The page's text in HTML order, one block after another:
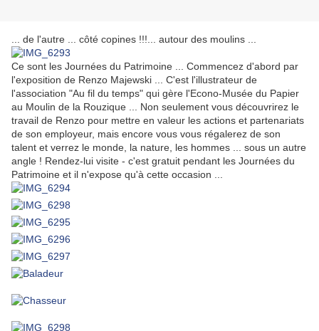
... de l'autre ... côté copines !!!... autour des moulins ...
Ce sont les Journées du Patrimoine ... Commencez d'abord par
l'exposition de Renzo Majewski ... C'est l'illustrateur de
l'association "Au fil du temps" qui gère l'Econo-Musée du Papier
au Moulin de la Rouzique ... Non seulement vous découvrirez le
travail de Renzo pour mettre en valeur les actions et partenariats
de son employeur, mais encore vous vous régalerez de son
talent et verrez le monde, la nature, les hommes ... sous un autre
angle ! Rendez-lui visite - c'est gratuit pendant les Journées du
Patrimoine et il n'expose qu'à cette occasion ...